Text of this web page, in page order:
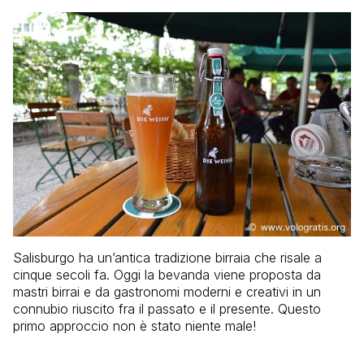
Salisburgo ha un’antica tradizione birraia che risale a
cinque secoli fa. Oggi la bevanda viene proposta da
mastri birrai e da gastronomi moderni e creativi in un
connubio riuscito fra il passato e il presente. Questo
primo approccio non è stato niente male!